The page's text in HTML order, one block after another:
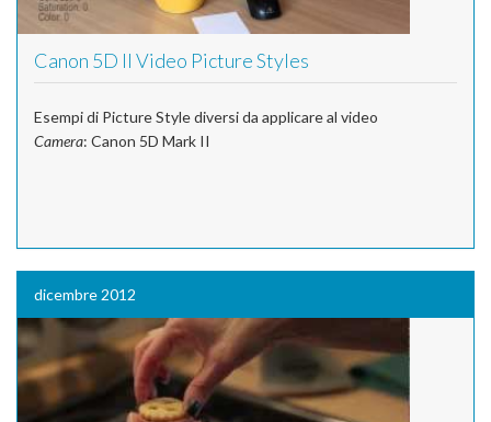
Canon 5D II Video Picture Styles
Esempi di Picture Style diversi da applicare al video
Camera: Canon 5D Mark II
dicembre 2012